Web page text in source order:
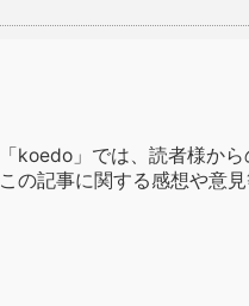
「koedo」では、読者様か
この記事に関する感想や意